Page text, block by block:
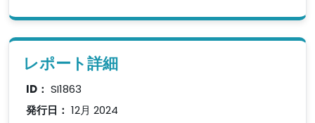
レポート詳細
ID： SI1863
発行日： 12月 2024